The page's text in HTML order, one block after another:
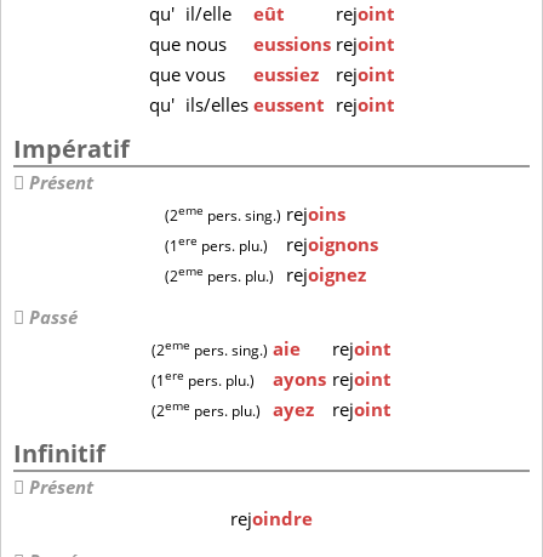
qu' il/elle eût rejoint
que nous eussions rejoint
que vous eussiez rejoint
qu' ils/elles eussent rejoint
Impératif
Présent
(2eme pers. sing.) rejoins
(1ere pers. plu.) rejoignons
(2eme pers. plu.) rejoignez
Passé
(2eme pers. sing.) aie rejoint
(1ere pers. plu.) ayons rejoint
(2eme pers. plu.) ayez rejoint
Infinitif
Présent
rejoindre